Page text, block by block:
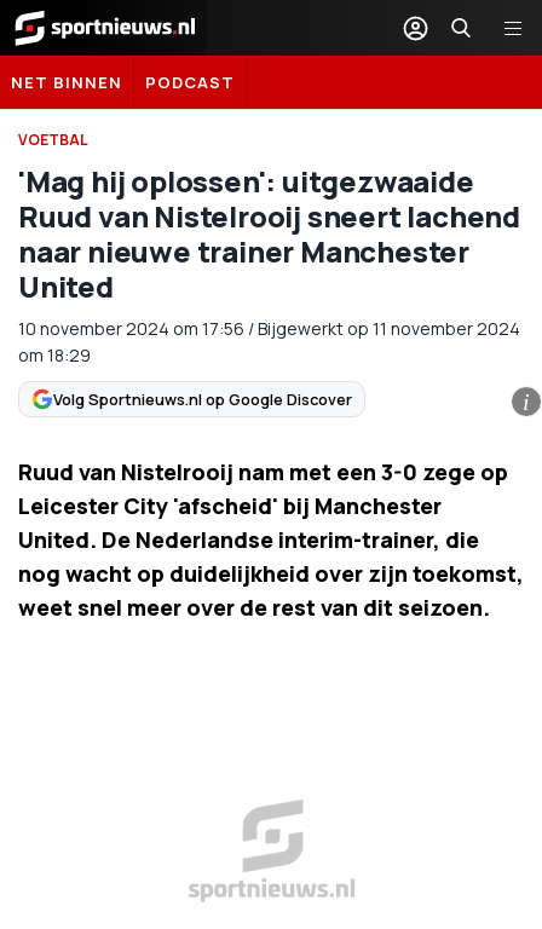
Sportnieuws.nl
NET BINNEN PODCAST
VOETBAL
'Mag hij oplossen': uitgezwaaide
Ruud van Nistelrooij sneert lachend
naar nieuwe trainer Manchester
United
10 november 2024 om 17:56 /Bijgewerkt op 11 november 2024
om 18:29
Volg Sportnieuws.nl op Google Discover i
Ruud van Nistelrooij nam met een 3-0 zege op
Leicester City 'afscheid' bij Manchester
United. De Nederlandse interim-trainer, die
nog wacht op duidelijkheid over zijn toekomst,
weet snel meer over de rest van dit seizoen.